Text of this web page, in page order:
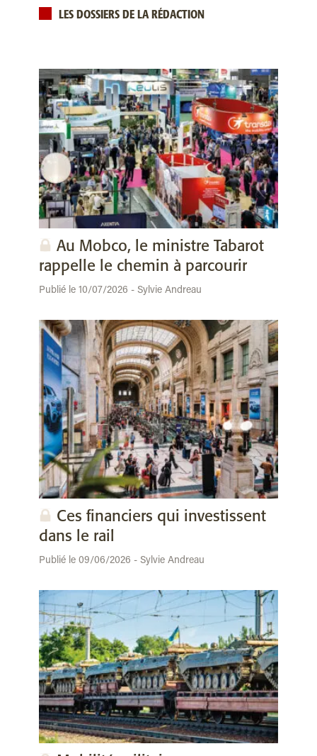
LES DOSSIERS DE LA RÉDACTION
Au Mobco, le ministre Tabarot
rappelle le chemin à parcourir
Publié le 10/07/2026 - Sylvie Andreau
Ces financiers qui investissent
dans le rail
Publié le 09/06/2026 - Sylvie Andreau